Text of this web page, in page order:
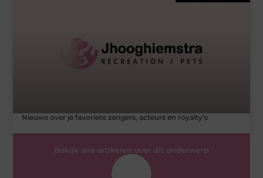
Nieuws over je favoriete zangers, acteurs en royalty’s
Bekijk alle artikelen over dit onderwerp